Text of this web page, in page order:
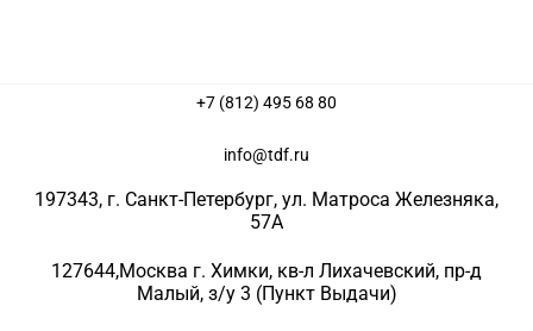
+7 (812) 495 68 80
info@tdf.ru
197343, г. Санкт-Петербург, ул. Матроса Железняка,
57A
127644,Москва г. Химки, кв-л Лихачевский, пр-д
Малый, з/у 3 (Пункт Выдачи)